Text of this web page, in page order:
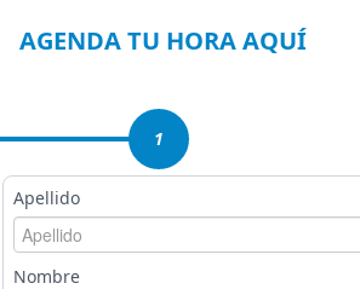
AGENDA TU HORA AQUÍ
1
Apellido
Nombre